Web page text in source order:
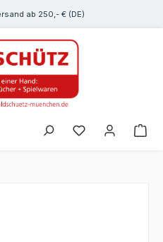
ab 250,- € (DE)
Du hast 0